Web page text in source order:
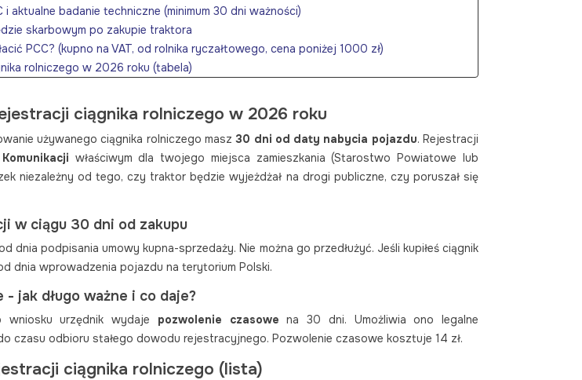
i aktualne badanie techniczne (minimum 30 dni ważności)
skarbowym po zakupie traktora
PCC? (kupno na VAT, od rolnika ryczałtowego, cena poniżej 1000 zł)
rolniczego w 2026 roku (tabela)
z zagranicy
- jakie dokumenty przetłumaczyć?
w polskiej SKP - normy emisji Stage V
przy imporcie
bez dowodu rejestracyjnego
na zabytek (żółte tablice)
rolniczego - wzór i jak go wypełnić
(VIN, rok produkcji, dane właściciela, załączniki)
ciągnika rolniczego
(białe) vs. żółte tablice dla ciągników
- kiedy przysługują?
rejestrację ciągnika (FAQ)
ciągnika rolniczego w 2026 roku
używanego ciągnika rolniczego masz30 dni od daty nabycia pojazdu. Rejestracji
właściwym dla twojego miejsca zamieszkania (Starostwo Powiatowe lub
niezależny od tego, czy traktor będzie wyjeżdżał na drogi publiczne, czy poruszał się
w ciągu 30 dni od zakupu
dnia podpisania umowy kupna-sprzedaży. Nie można go przedłużyć. Jeśli kupiłeś ciągnik
dnia wprowadzenia pojazdu na terytorium Polski.
jak długo ważne i co daje?
wniosku urzędnik wydaje pozwolenie czasowe na 30 dni. Umożliwia ono legalne
czasu odbioru stałego dowodu rejestracyjnego. Pozwolenie czasowe kosztuje 14 zł.
ciągnika rolniczego (lista)